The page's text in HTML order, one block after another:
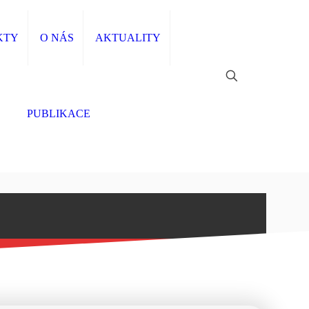
O NÁS AKTUALITY
PUBLIKACE